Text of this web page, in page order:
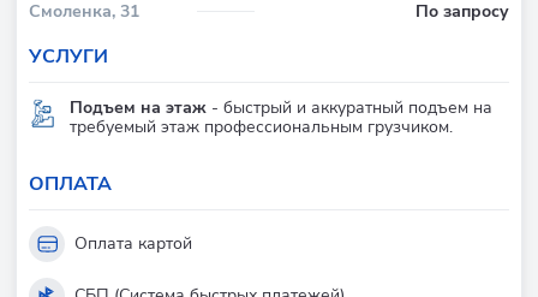
Смоленка, 31
По запросу
УСЛУГИ
Подъем на этаж - быстрый и аккуратный подъем на
требуемый этаж профессиональным грузчиком.
ОПЛАТА
Оплата картой